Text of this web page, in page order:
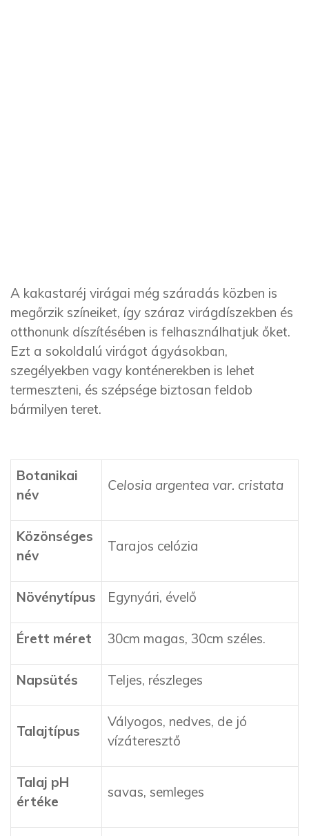
A kakastaréj virágai még száradás közben is
megőrzik színeiket, így száraz virágdíszekben és
otthonunk díszítésében is felhasználhatjuk őket.
Ezt a sokoldalú virágot ágyásokban,
szegélyekben vagy konténerekben is lehet
termeszteni, és szépsége biztosan feldob
bármilyen teret.
Botanikai
név
Celosia argentea var. cristata
Közönséges
név
Tarajos celózia
Növénytípus Egynyári, évelő
Érett méret 30cm magas, 30cm széles.
Napsütés Teljes, részleges
Talajtípus
Vályogos, nedves, de jó
vízáteresztő
Talaj pH
értéke
savas, semleges